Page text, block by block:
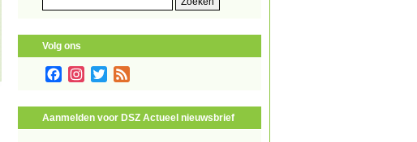
naar:
Volg ons
FacebookInstagram
Twitter
Aanmelden voor DSZ Actueel nieuwsbrief